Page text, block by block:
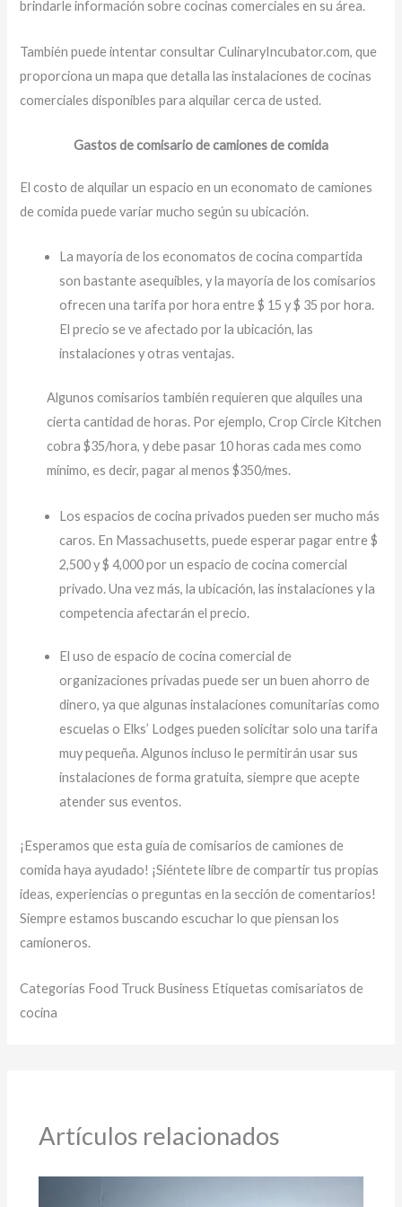
brindarle información sobre cocinas comerciales en su área.
También puede intentar consultar CulinaryIncubator.com, que
proporciona un mapa que detalla las instalaciones de cocinas
comerciales disponibles para alquilar cerca de usted.
Gastos de comisario de camiones de comida
El costo de alquilar un espacio en un economato de camiones
de comida puede variar mucho según su ubicación.
La mayoría de los economatos de cocina compartida
son bastante asequibles, y la mayoría de los comisarios
ofrecen una tarifa por hora entre $ 15 y $ 35 por hora.
El precio se ve afectado por la ubicación, las
instalaciones y otras ventajas.
Algunos comisarios también requieren que alquiles una
cierta cantidad de horas. Por ejemplo, Crop Circle Kitchen
cobra $35/hora, y debe pasar 10 horas cada mes como
mínimo, es decir, pagar al menos $350/mes.
Los espacios de cocina privados pueden ser mucho más
caros. En Massachusetts, puede esperar pagar entre $
2,500 y $ 4,000 por un espacio de cocina comercial
privado. Una vez más, la ubicación, las instalaciones y la
competencia afectarán el precio.
El uso de espacio de cocina comercial de
organizaciones privadas puede ser un buen ahorro de
dinero, ya que algunas instalaciones comunitarias como
escuelas o Elks’ Lodges pueden solicitar solo una tarifa
muy pequeña. Algunos incluso le permitirán usar sus
instalaciones de forma gratuita, siempre que acepte
atender sus eventos.
¡Esperamos que esta guía de comisarios de camiones de
comida haya ayudado! ¡Siéntete libre de compartir tus propias
ideas, experiencias o preguntas en la sección de comentarios!
Siempre estamos buscando escuchar lo que piensan los
camioneros.
Categorías Food Truck Business Etiquetas comisariatos de
cocina
Artículos relacionados